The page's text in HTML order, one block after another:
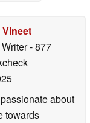
Vineet
- 877
about
towards